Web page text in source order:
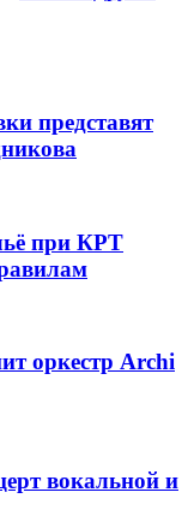
представят
при КРТ
оркестр Archi
вокальной и